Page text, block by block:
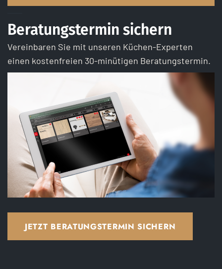
Beratungstermin sichern
Vereinbaren Sie mit unseren Küchen-Experten
einen kostenfreien 30-minütigen Beratungstermin.
JETZT BERATUNGSTERMIN SICHERN